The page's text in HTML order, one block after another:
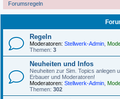
Forumsregeln
Regeln
Moderatoren: Stellwerk-Admin
Themen: 3
Neuheiten und Infos
Neuheiten zur Sim. Topics anlegen
Erbauer und Moderatoren!
Moderatoren: Stellwerk-Admin
Themen: 302